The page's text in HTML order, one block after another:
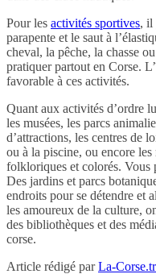
Pour les activités sportives, il
parapente et le saut à
cheval, la pêche, la chasse
pratiquer partout en Corse.
favorable à ces activités.
Quant aux activités d’ordre
les musées, les parcs
d’attractions, les centres de
ou à la piscine, ou encore
folkloriques et colorés. Vous
Des jardins et parcs
endroits pour se détendre et
les amoureux de la culture,
des bibliothèques et des
corse.
Article rédigé parLa-